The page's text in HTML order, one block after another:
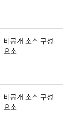
비공개 소스 구성
요소
비공개 소스 구성
요소